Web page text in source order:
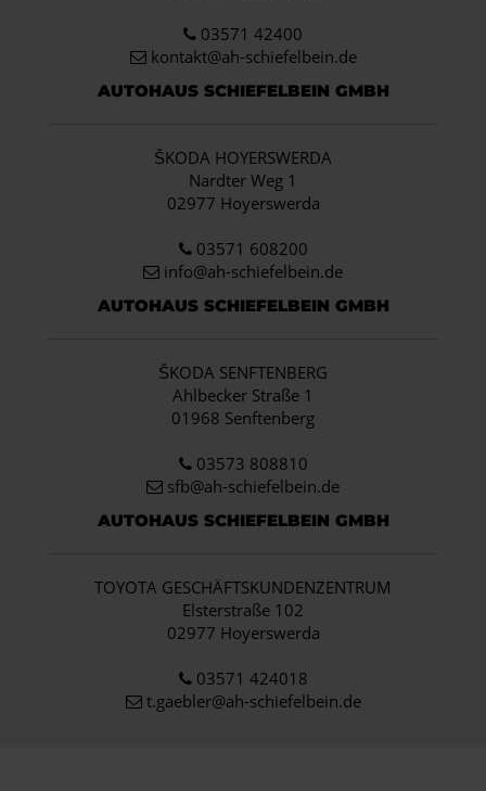
03571 42400
kontakt@ah-schiefelbein.de
AUTOHAUS SCHIEFELBEIN GMBH
ŠKODA HOYERSWERDA
Nardter Weg 1
02977 Hoyerswerda
03571 608200
info@ah-schiefelbein.de
AUTOHAUS SCHIEFELBEIN GMBH
ŠKODA SENFTENBERG
Ahlbecker Straße 1
01968 Senftenberg
03573 808810
sfb@ah-schiefelbein.de
AUTOHAUS SCHIEFELBEIN GMBH
TOYOTA GESCHÄFTSKUNDENZENTRUM
Elsterstraße 102
02977 Hoyerswerda
03571 424018
t.gaebler@ah-schiefelbein.de